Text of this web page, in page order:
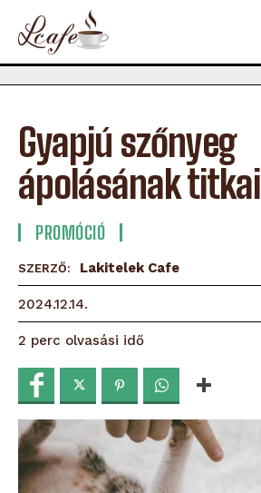
Gyapjú szőnyeg
ápolásának titkai
PROMÓCIÓ
SZERZŐ: Lakitelek Cafe
2024.12.14.
2 perc olvasási idő